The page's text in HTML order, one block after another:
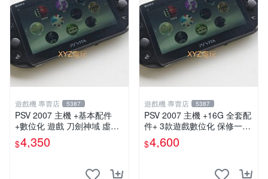
遊戲機 專賣店 5387
PSV 2007 主機 +基本配件
+數位化 遊戲 刀劍神域 虛空
幻界 保修一年
$4,350
遊戲機 專賣店 5387
PSV 2007 主機 +16G 全套配
件+ 3款遊戲數位化 保修一年
品質有保障
$4,600